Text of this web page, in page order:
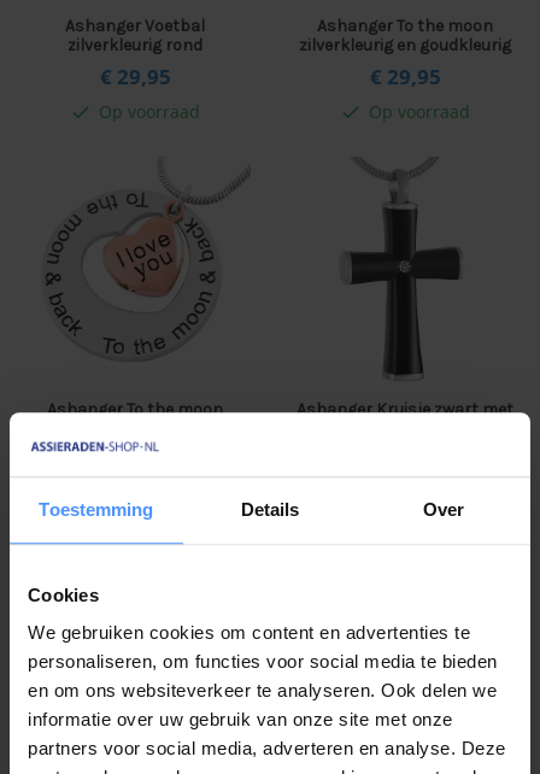
Toestemming Details Over
Cookies
We gebruiken cookies om content en advertenties te
personaliseren, om functies voor social media te bieden
en om ons websiteverkeer te analyseren. Ook delen we
informatie over uw gebruik van onze site met onze
partners voor social media, adverteren en analyse. Deze
Ashanger Voetbal
zilverkleurig rond
€ 29,95
check Op voorraad
Ashanger To the moon
zilverkleurig en goudkleurig
€ 29,95
check Op voorraad
Ashanger To the moon
roségoudkleurig
€ 29,95
check Op voorraad
Ashanger Kruisje zwart met
€ 29,95
Op voorraad
-11%